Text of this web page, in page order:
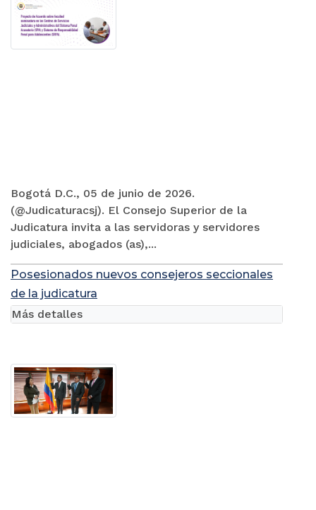
Bogotá D.C., 05 de junio de 2026.
(@Judicaturacsj). El Consejo Superior de la
Judicatura invita a las servidoras y servidores
judiciales, abogados (as),...
Posesionados nuevos consejeros seccionales
de la judicatura
Más detalles